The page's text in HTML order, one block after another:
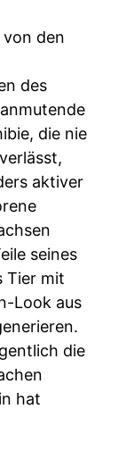
den
des
die nie
aktiver
seines
Tier mit
Look aus
die
hat